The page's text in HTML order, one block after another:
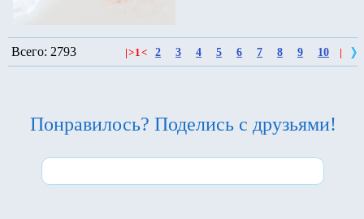
Всего: 2793 >1< 2 3 4 5 6 7 8 9 10
Понравилось? Поделись с друзьями!